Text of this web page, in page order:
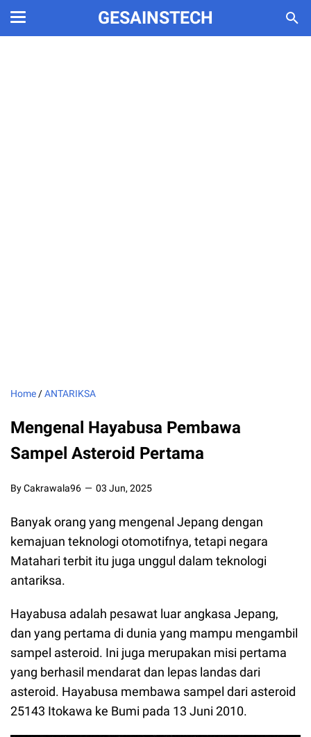
GESAINSTECH
Home /ANTARIKSA
Mengenal Hayabusa Pembawa
Sampel Asteroid Pertama
By Cakrawala96 03 Jun, 2025
Banyak orang yang mengenal Jepang dengan
kemajuan teknologi otomotifnya, tetapi negara
Matahari terbit itu juga unggul dalam teknologi
antariksa.
Hayabusa adalah pesawat luar angkasa Jepang,
dan yang pertama di dunia yang mampu mengambil
sampel asteroid. Ini juga merupakan misi pertama
yang berhasil mendarat dan lepas landas dari
asteroid. Hayabusa membawa sampel dari asteroid
25143 Itokawa ke Bumi pada 13 Juni 2010.